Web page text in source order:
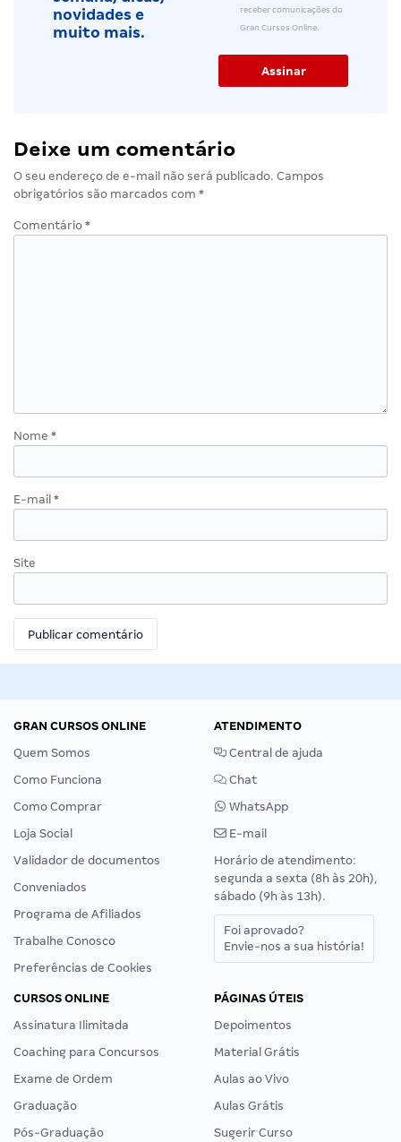
novidades e
muito mais.
receber comunicações do
Gran Cursos Online.
Deixe um comentário
O seu endereço de e-mail não será publicado. Campos
obrigatórios são marcados com *
Comentário *
Nome *
E-mail *
Site
GRAN CURSOS ONLINE
Quem Somos
Como Funciona
Como Comprar
Loja Social
Validador de documentos
Conveniados
Programa de Afiliados
Trabalhe Conosco
Preferências de Cookies
ATENDIMENTO
Central de ajuda
Chat
WhatsApp
E-mail
Horário de atendimento:
segunda a sexta (8h às 20h),
sábado (9h às 13h).
Foi aprovado?
Envie-nos a sua história!
CURSOS ONLINE
Assinatura Ilimitada
Coaching para Concursos
Exame de Ordem
Graduação
Pós-Graduação
PÁGINAS ÚTEIS
Depoimentos
Material Grátis
Aulas ao Vivo
Aulas Grátis
Sugerir Curso